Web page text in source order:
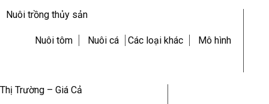
Nuôi trồng thủy sản
Nuôi tôm Nuôi cá Các loại khác Mô hình
Thị Trường – Giá Cả